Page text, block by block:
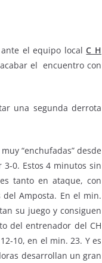
ante el equipo localC H
el encuentro con
una segunda derrota
“enchufadas” desde
0. Estos 4 minutos sin
tanto en ataque, con
Amposta. En el min.
su juego y consiguen
del entrenador del CH
10, en el min. 23. Y es
desarrollan un gran